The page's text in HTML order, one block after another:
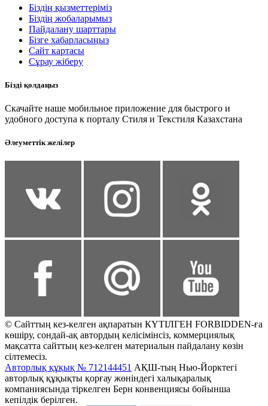
Біздің қызметтеріміз
Біздің жобаларымыз
Пайдалану шарттары
Бізге хабарласыңыз
Сайт картасы
Сұрау жіберу
Бізді қолдаңыз
Скачайте наше мобильное приложение для быстрого и
удобного доступа к порталу Стиля и Текстиля Казахстана
Әлеуметтік желілер
© Сайттың кез-келген ақпаратын КҮТІЛГЕН FORBIDDEN-ға
көшіру, сондай-ақ автордың келісімінсіз, коммерциялық
мақсатта сайттың кез-келген материалын пайдалану көзін
сілтемесіз.
Авторлық құқық № 712144451 АҚШ-тың Нью-Йорктегі
авторлық құқықты қорғау жөніндегі халықаралық
компаниясында тіркелген Берн конвенциясы бойынша
кепілдік берілген.